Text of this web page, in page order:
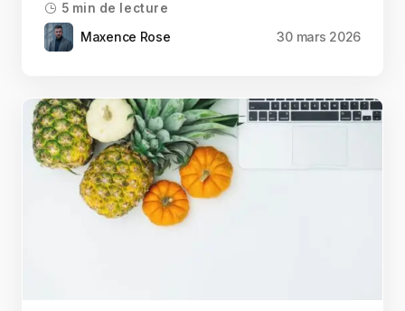
5 min de lecture
Maxence Rose 30 mars 2026